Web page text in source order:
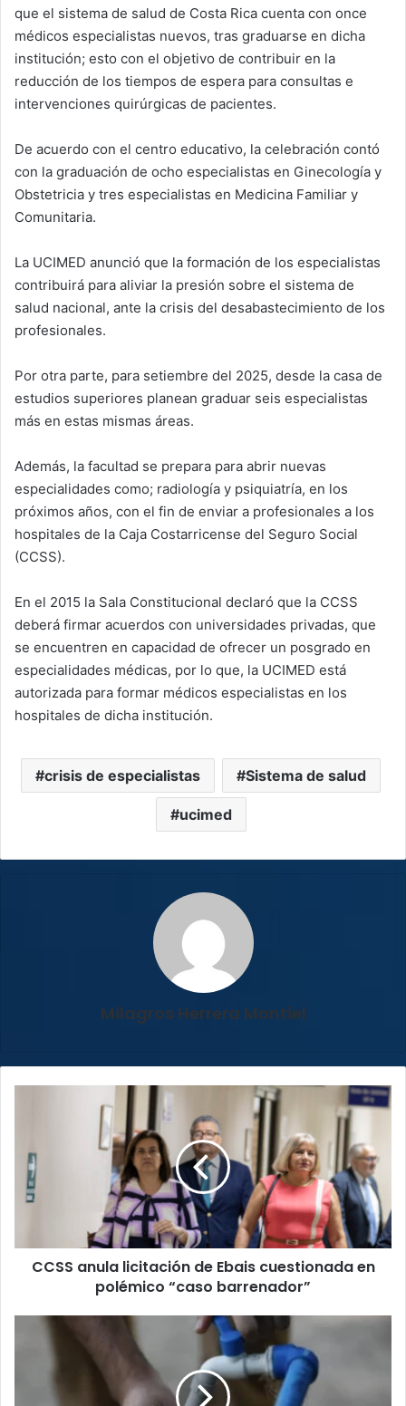
que el sistema de salud de Costa Rica cuenta con once
médicos especialistas nuevos, tras graduarse en dicha
institución; esto con el objetivo de contribuir en la
reducción de los tiempos de espera para consultas e
intervenciones quirúrgicas de pacientes.
De acuerdo con el centro educativo, la celebración contó
con la graduación de ocho especialistas en Ginecología y
Obstetricia y tres especialistas en Medicina Familiar y
Comunitaria.
La UCIMED anunció que la formación de los especialistas
contribuirá para aliviar la presión sobre el sistema de
salud nacional, ante la crisis del desabastecimiento de los
profesionales.
Por otra parte, para setiembre del 2025, desde la casa de
estudios superiores planean graduar seis especialistas
más en estas mismas áreas.
Además, la facultad se prepara para abrir nuevas
especialidades como; radiología y psiquiatría, en los
próximos años, con el fin de enviar a profesionales a los
hospitales de la Caja Costarricense del Seguro Social
(CCSS).
En el 2015 la Sala Constitucional declaró que la CCSS
deberá firmar acuerdos con universidades privadas, que
se encuentren en capacidad de ofrecer un posgrado en
especialidades médicas, por lo que, la UCIMED está
autorizada para formar médicos especialistas en los
hospitales de dicha institución.
crisis de especialistas Sistema de salud
ucimed
Milagros Herrera Montiel
Ebais
cuestionada
en
“caso
barrenador”
CCSS anula licitación de Ebais cuestionada en
polémico “caso barrenador”